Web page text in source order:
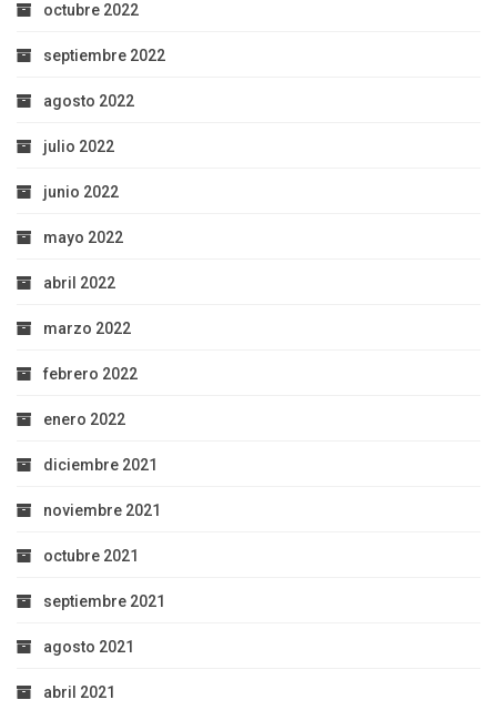
octubre 2022
septiembre 2022
agosto 2022
julio 2022
junio 2022
mayo 2022
abril 2022
marzo 2022
febrero 2022
enero 2022
diciembre 2021
noviembre 2021
octubre 2021
septiembre 2021
agosto 2021
abril 2021